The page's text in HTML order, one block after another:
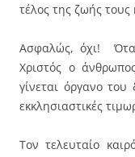
τέλος της ζωής
Ασφαλώς, όχι!
Χριστός ο
γίνεται όργανο
εκκλησιαστικές
Τον τελευταίο